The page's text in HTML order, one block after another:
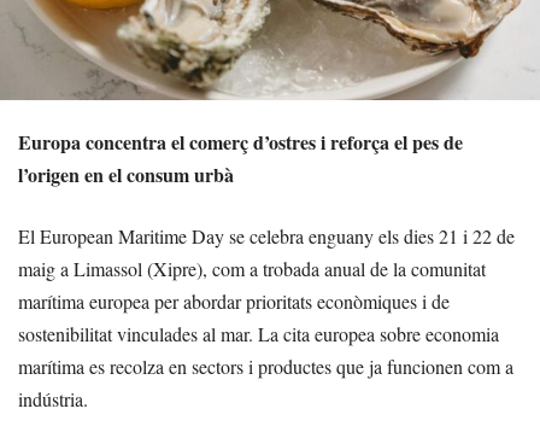
Europa concentra el comerç d’ostres i reforça el pes de
l’origen en el consum urbà
El European Maritime Day se celebra enguany els dies 21 i 22 de
maig a Limassol (Xipre), com a trobada anual de la comunitat
marítima europea per abordar prioritats econòmiques i de
sostenibilitat vinculades al mar. La cita europea sobre economia
marítima es recolza en sectors i productes que ja funcionen com a
indústria.